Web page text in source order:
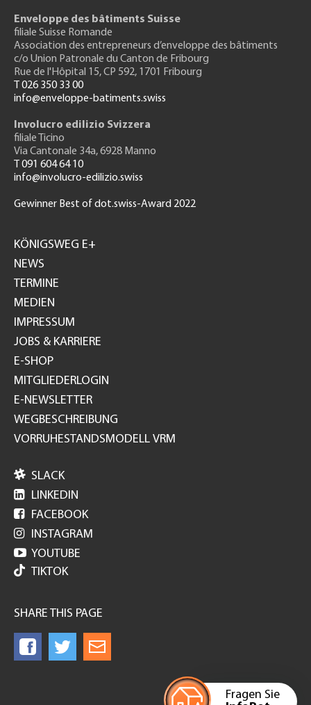
Fragen Sie
Enveloppe des bâtiments Suisse
filiale Suisse Romande
Association des entrepreneurs d’enveloppe des bâtiments
c/o Union Patronale du Canton de Fribourg
Rue de l'Hôpital 15, CP 592, 1701 Fribourg
T 026 350 33 00
info@enveloppe-batiments.swiss
Involucro edilizio Svizzera
filiale Ticino
Via Cantonale 34a, 6928 Manno
T 091 604 64 10
info@involucro-edilizio.swiss
Gewinner Best of dot.swiss-Award 2022
GH
KÖNIGSWEG E+
NEWS
TERMINE
MEDIEN
IMPRESSUM
JOBS & KARRIERE
E-SHOP
MITGLIEDERLOGIN
E-NEWSLETTER
WEGBESCHREIBUNG
VORRUHESTANDSMODELL VRM
 SLACK
 LINKEDIN
 FACEBOOK
 INSTAGRAM
 YOUTUBE
TIKTOK
SHARE THIS PAGE